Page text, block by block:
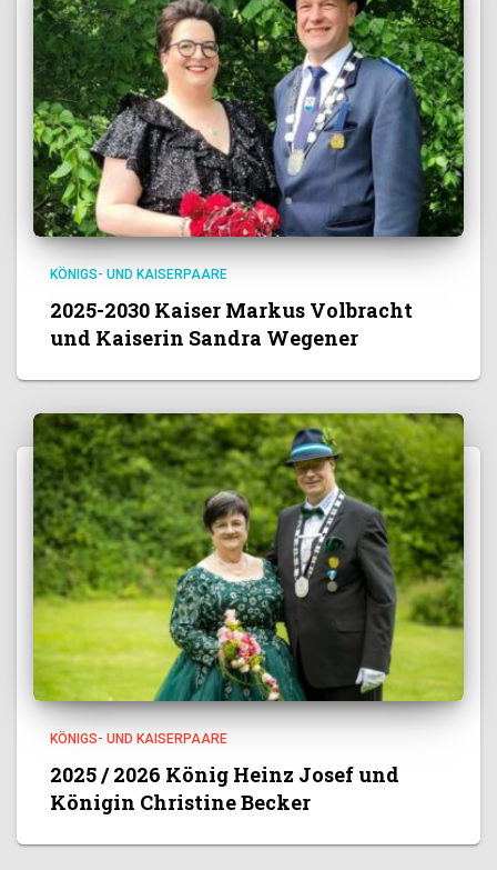
KÖNIGS- UND KAISERPAARE
2025-2030 Kaiser Markus Volbracht
und Kaiserin Sandra Wegener
KÖNIGS- UND KAISERPAARE
2025 / 2026 König Heinz Josef und
Königin Christine Becker